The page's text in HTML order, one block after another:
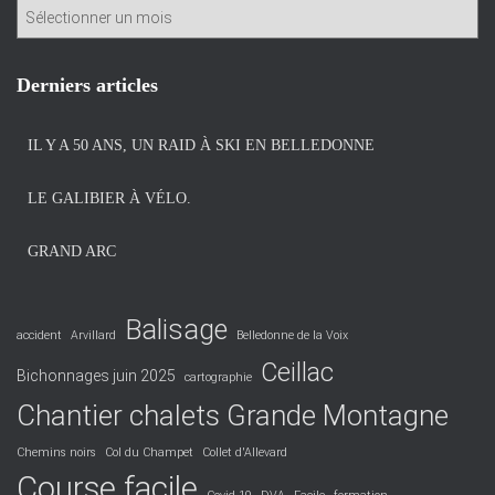
h
Derniers articles
IL Y A 50 ANS, UN RAID À SKI EN BELLEDONNE
LE GALIBIER À VÉLO.
GRAND ARC
accident Arvillard Balisage Belledonne de la Voix
Bichonnages juin 2025 cartographie Ceillac
Chantier chalets Grande Montagne
Chemins noirs Col du Champet Collet d'Allevard